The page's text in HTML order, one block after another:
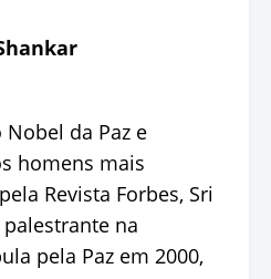
da Paz e
homens mais
Revista Forbes, Sri
na
pela Paz em 2000,